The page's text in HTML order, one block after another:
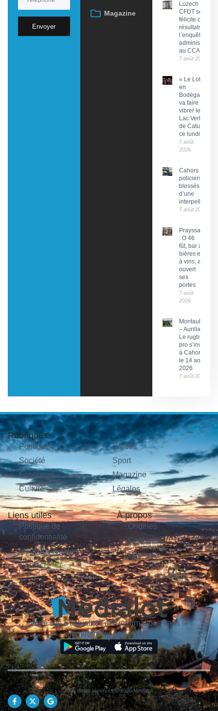
Envoyer
Magazine
Luzech : La
CFDT se
félicite des
résultats de
l’enquête
administrative
au CCAS
7 août 2026
« Le Lot
en
Bodéga »
va faire
vibrer le
Lac Vert
de Catus
ce lundi
7 août
2026
Cahors : Des
policiers
blessés lors
d’une
interpellation
7 août 2026
Prayssac
: O 46
fût, bar à
bières et
à vins, a
ouvert
ses
portes
7 août
2026
Montauban
– Aurillac :
Le rugby
pro s’invite
à Cahors
le 14 août
2026
7 août 2026
Rubriques
Politique
Société
Économie
Culture
Sorties
Sport
Magazine
Légales
Liens utiles
Politique de
confidentialité
Mentions légales
Contact
À propos
Origines
Carrières
Publicité
Votre site d'actualités et d'informations dans le
département du Lot (46).
Tous droits réservés © 2026 Medialot.